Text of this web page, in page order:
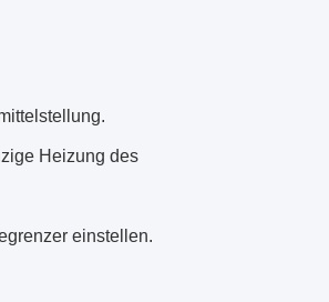
Heizung des
einstellen.